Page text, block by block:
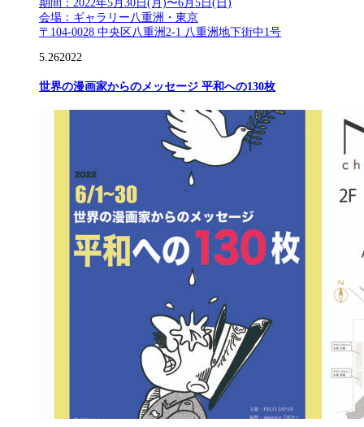
期間：2022年5月30日(月)〜6月5日(日)
会場：ギャラリー八重洲・東京
〒104-0028 中央区八重洲2-1 八重洲地下街中1号
5.262022
世界の漫画家からのメッセージ 平和への130枚